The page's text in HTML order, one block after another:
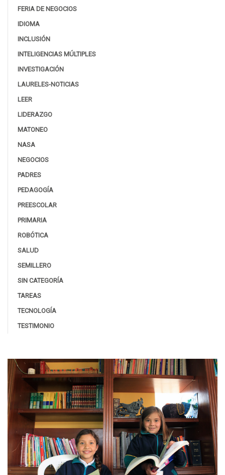
FERIA DE NEGOCIOS
IDIOMA
INCLUSIÓN
INTELIGENCIAS MÚLTIPLES
INVESTIGACIÓN
LAURELES-NOTICIAS
LEER
LIDERAZGO
MATONEO
NASA
NEGOCIOS
PADRES
PEDAGOGÍA
PREESCOLAR
PRIMARIA
ROBÓTICA
SALUD
SEMILLERO
SIN CATEGORÍA
TAREAS
TECNOLOGÍA
TESTIMONIO